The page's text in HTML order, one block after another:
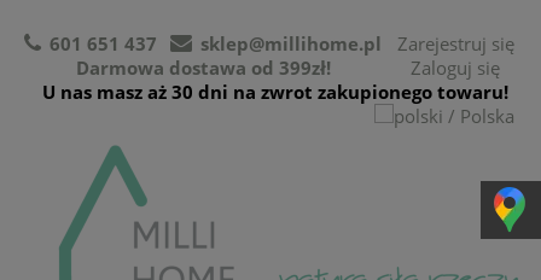
601 651 437
sklep@millihome.pl
Darmowa dostawa od 399zł!
U nas masz aż 30 dni na zwrot zakupionego towaru!
Zarejestruj się
Zaloguj się